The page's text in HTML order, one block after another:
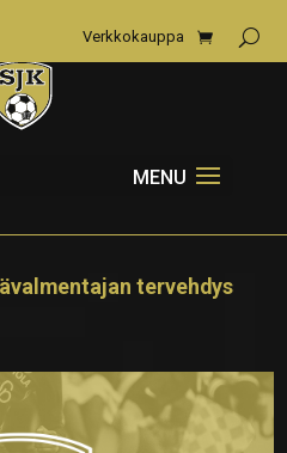
Verkkokauppa
tervehdys